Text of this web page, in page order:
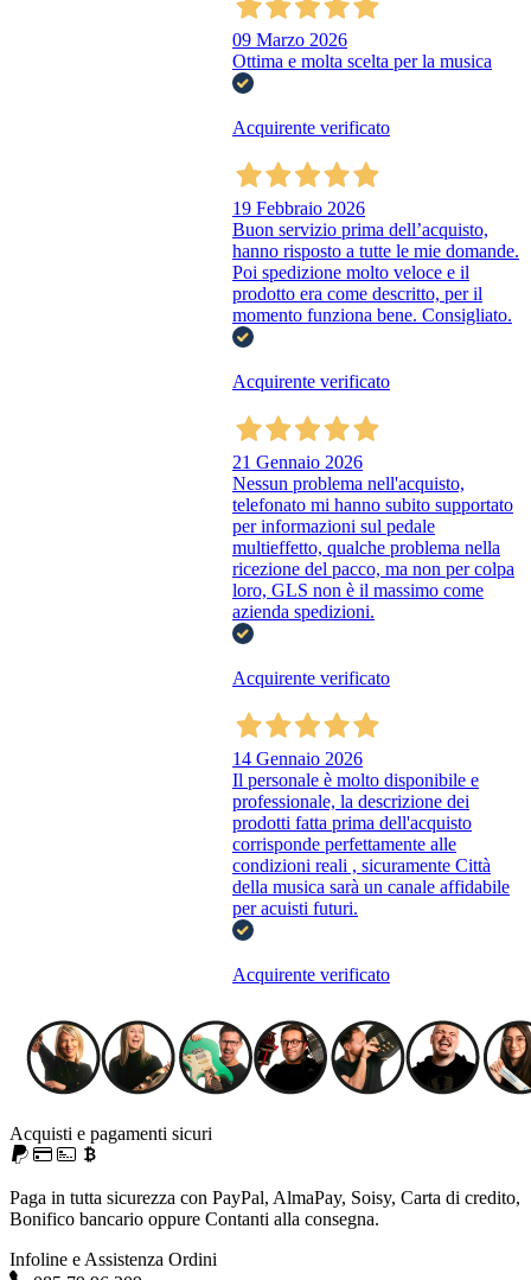
09 Marzo 2026
Ottima e molta scelta per la musica
Acquirente verificato
19 Febbraio 2026
Buon servizio prima dell’acquisto,
hanno risposto a tutte le mie domande.
Poi spedizione molto veloce e il
prodotto era come descritto, per il
momento funziona bene. Consigliato.
Acquirente verificato
21 Gennaio 2026
Nessun problema nell'acquisto,
telefonato mi hanno subito supportato
per informazioni sul pedale
multieffetto, qualche problema nella
ricezione del pacco, ma non per colpa
loro, GLS non è il massimo come
azienda spedizioni.
Acquirente verificato
14 Gennaio 2026
Il personale è molto disponibile e
professionale, la descrizione dei
prodotti fatta prima dell'acquisto
corrisponde perfettamente alle
condizioni reali , sicuramente Città
della musica sarà un canale affidabile
per acuisti futuri.
Acquirente verificato
Acquisti e pagamenti sicuri
Paga in tutta sicurezza con PayPal, AlmaPay, Soisy, Carta di credito,
Bonifico bancario oppure Contanti alla consegna.
Infoline e Assistenza Ordini